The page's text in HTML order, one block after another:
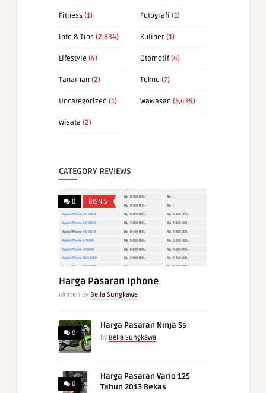
Fitness (1) Fotografi (1)
Info & Tips (2,834) Kuliner (1)
Lifestyle (4) Otomotif (4)
Tanaman (2) Tekno (7)
Uncategorized (1) Wawasan (5,439)
Wisata (2)
CATEGORY REVIEWS
0 BISNIS
Harga Pasaran Iphone
Written by Bella Sungkawa
0
Harga Pasaran Ninja Ss
by Bella Sungkawa
0
Harga Pasaran Vario 125
Tahun 2013 Bekas